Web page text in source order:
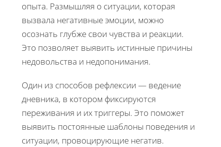
опыта. Размышляя о ситуации, которая
вызвала негативные эмоции, можно
осознать глубже свои чувства и реакции.
Это позволяет выявить истинные причины
недовольства и недопонимания.
Один из способов рефлексии — ведение
дневника, в котором фиксируются
переживания и их триггеры. Это поможет
выявить постоянные шаблоны поведения и
ситуации, провоцирующие негатив.